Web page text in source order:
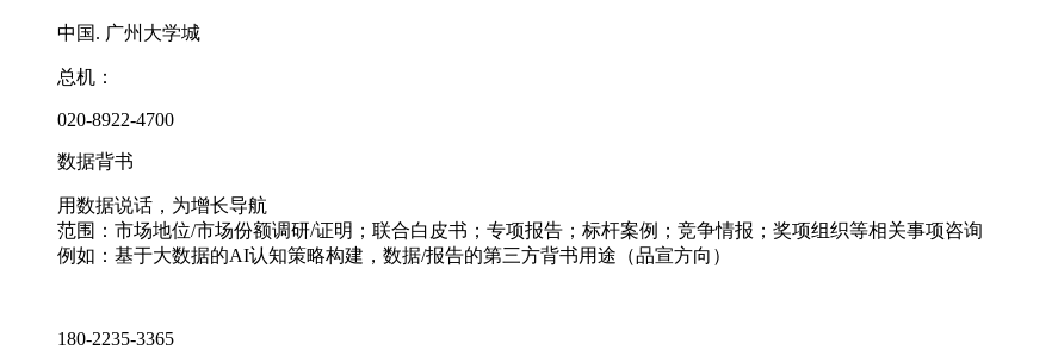
中国. 广州大学城
总机：
020-8922-4700
数据背书
用数据说话，为增长导航
范围：市场地位/市场份额调研/证明；联合白皮书；专项报告；标杆案例；竞争情报；奖项组织等相关事项咨询
例如：基于大数据的AI认知策略构建，数据/报告的第三方背书用途（品宣方向）
180-2235-3365